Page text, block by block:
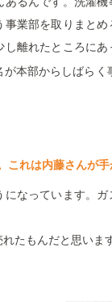
あるんです。洗濯
業部を取りまと
し離れたところに
本部からしばら
これは内藤さんが手
なっています。
たもんだと思いま